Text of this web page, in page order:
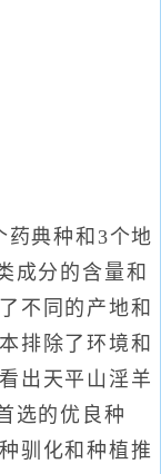
药典种和3个地
成分的含量和
不同的产地和
排除了环境和
出天平山淫羊
选的优良种
驯化和种植推